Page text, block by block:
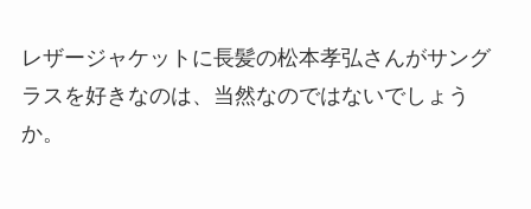
レザージャケットに長髪の松本孝弘さんがサング
ラスを好きなのは、当然なのではないでしょう
か。